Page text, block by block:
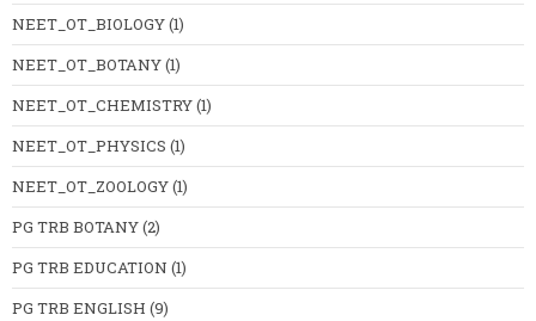
NEET_OT_BIOLOGY(1)
NEET_OT_BOTANY(1)
NEET_OT_CHEMISTRY(1)
NEET_OT_PHYSICS (1)
NEET_OT_ZOOLOGY(1)
PG TRB BOTANY(2)
PG TRB EDUCATION (1)
PG TRB ENGLISH (9)